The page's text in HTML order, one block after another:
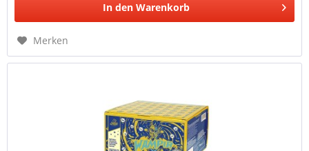
In den Warenkorb
Merken